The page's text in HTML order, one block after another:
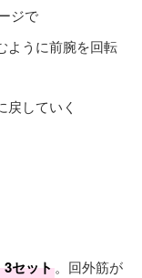
ジで
ように前腕を回転
戻していく
3セット。回外筋が